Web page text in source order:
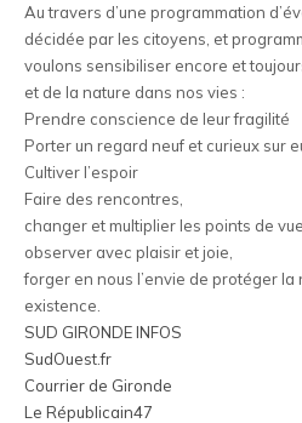
Au travers d’une programmation
décidée par les citoyens, et
voulons sensibiliser encore et
et de la nature dans nos vies :
Prendre conscience de leur fragilité
Porter un regard neuf et curieux sur
Cultiver l’espoir
Faire des rencontres,
changer et multiplier les points de vue,
observer avec plaisir et joie,
forger en nous l’envie de protéger la
existence.
SUD GIRONDE INFOS
SudOuest.fr
Courrier de Gironde
Le Républicain47